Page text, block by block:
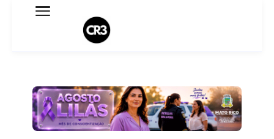
Expediente
Termo de Uso
Sobre o blog